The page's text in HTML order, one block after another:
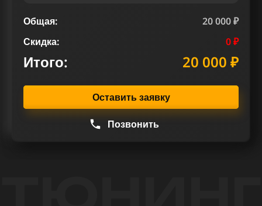
Общая:
20 000 ₽
Скидка:
0 ₽
Итого: 20 000 ₽
Оставить заявку
Позвонить